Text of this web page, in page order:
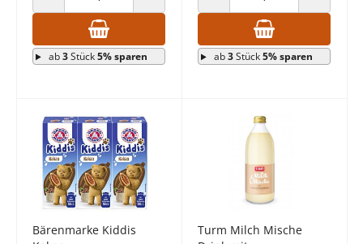
ANZAHL VERRINGERN ANZAHL ERHÖHEN
ab3Stück5% sparen
ANZAHL VERRINGERN ANZAHL
ab3Stück5% sparen
Bärenmarke Kiddis
Turm Milch Mische